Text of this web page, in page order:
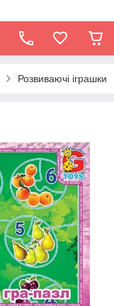
Розвиваючі іграшки